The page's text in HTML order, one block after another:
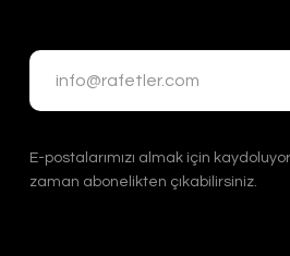
E-postalarımızı almak için
zaman abonelikten çıkabilirsiniz.